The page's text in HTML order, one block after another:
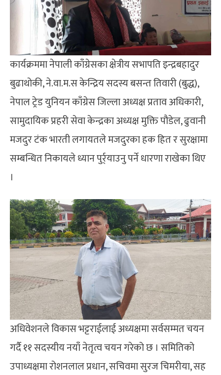
कार्यक्रममा नेपाली काँग्रेसका क्षेत्रीय सभापति इन्द्रबहादुर
बुढाथोकी, ने.वा.म.स केन्द्रिय सदस्य बसन्त तिवारी (बुद्ध),
नेपाल ट्रेड युनियन काँग्रेस जिल्ला अध्यक्ष प्रताव अधिकारी,
सामुदायिक प्रहरी सेवा केन्द्रका अध्यक्ष मुक्ति पौडेल, ढुवानी
मजदुर टंक भारती लगायतले मजदुरका हक हित र सुरक्षामा
सम्बन्धित निकायले ध्यान पुर्र्याउनु पर्ने धारणा राखेका थिए
।
अधिवेशनले विकास भट्टराईलाई अध्यक्षमा सर्वसम्मत चयन
गर्दै ११ सदस्यीय नयाँ नेतृत्व चयन गरेको छ । समितिको
उपाध्यक्षमा रोशनलाल प्रधान, सचिवमा सुरज चिमरीया, सह